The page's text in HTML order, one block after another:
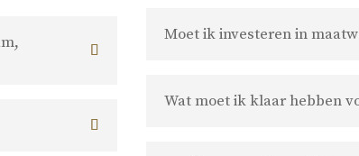
Moet ik investeren in
Wat moet ik klaar hebben